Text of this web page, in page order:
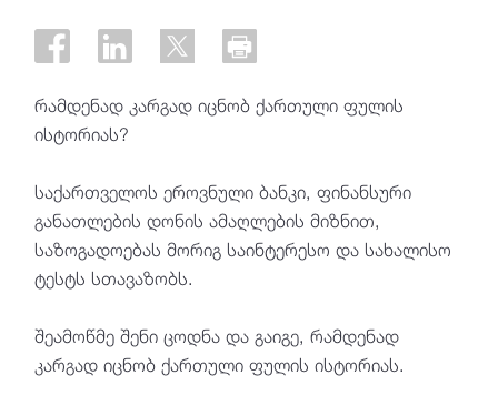
რამდენად კარგად იცნობ ქართული ფულის
ისტორიას?
საქართველოს ეროვნული ბანკი, ფინანსური
განათლების დონის ამაღლების მიზნით,
საზოგადოებას მორიგ საინტერესო და სახალისო
ტესტს სთავაზობს.
შეამოწმე შენი ცოდნა და გაიგე, რამდენად
კარგად იცნობ ქართული ფულის ისტორიას.